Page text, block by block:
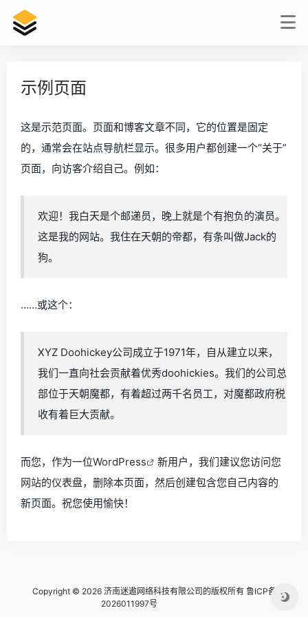
示例页面
这是示范页面。页面和博客文章不同，它的位置是固定
的，通常会在站点导航栏显示。很多用户都创建一个“关于”
页面，向访客介绍自己。例如：
欢迎！我白天是个邮递员，晚上就是个有抱负的演员。
这是我的网站。我住在天朝的帝都，有条叫做Jack的
狗。
……或这个：
XYZ Doohickey公司成立于1971年，自从建立以来，
我们一直向社会贡献着优秀doohickies。我们的公司总
部位于天朝魔都，有着超过两千名员工，对魔都政府税
收有着巨大贡献。
而您，作为一位WordPress 新用户，我们建议您访问您
网站的仪表盘，删除本页面，然后创建包含您自己内容的
新页面。祝您使用愉快！
Copyright © 2026 济南迷遨网络科技有限公司的版权所有 鲁ICP备
2026011997号